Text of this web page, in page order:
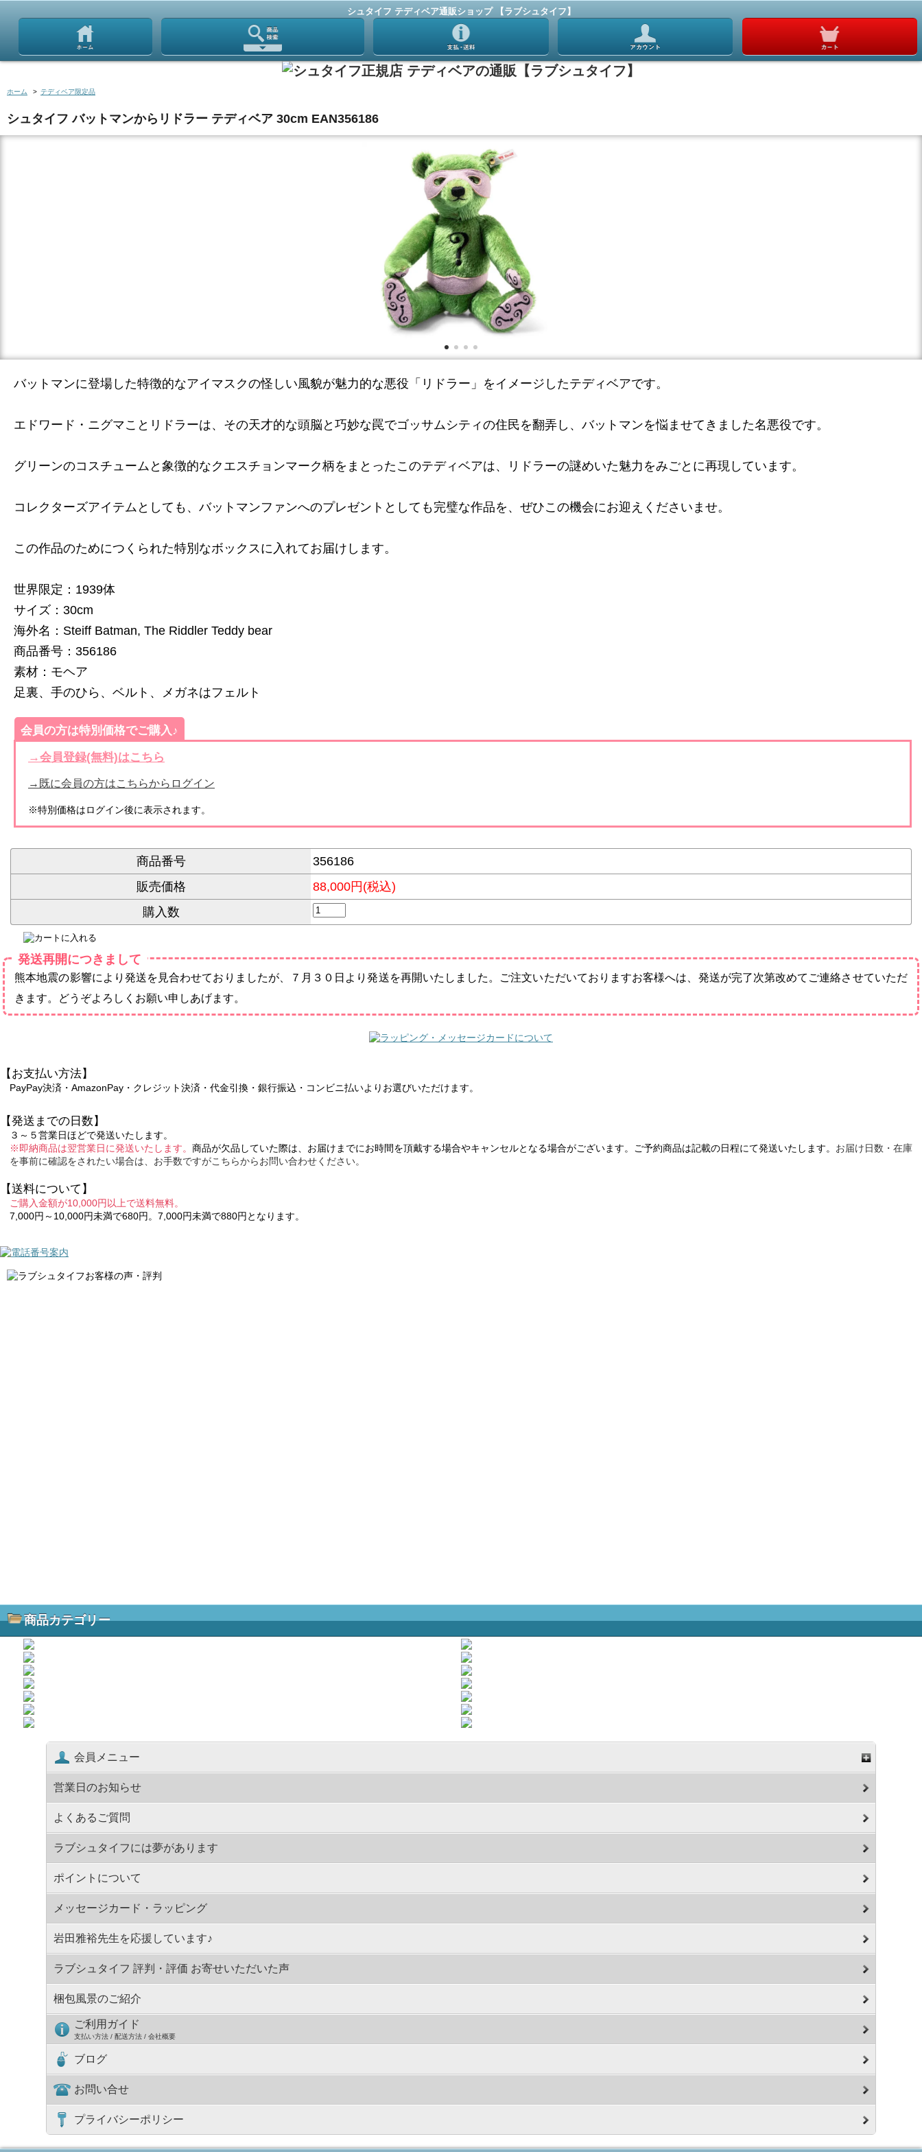
シュタイフ テディベア通販ショップ 【ラブシュタイフ】
ホーム > テディベア限定品
シュタイフ バットマンからリドラー テディベア 30cm EAN356186
バットマンに登場した特徴的なアイマスクの怪しい風貌が魅力的な悪役「リドラー」をイメージしたテディベアです。
エドワード・ニグマことリドラーは、その天才的な頭脳と巧妙な罠でゴッサムシティの住民を翻弄し、バットマンを悩ませてきました名悪役です。
グリーンのコスチュームと象徴的なクエスチョンマーク柄をまとったこのテディベアは、リドラーの謎めいた魅力をみごとに再現しています。
コレクターズアイテムとしても、バットマンファンへのプレゼントとしても完璧な作品を、ぜひこの機会にお迎えくださいませ。
この作品のためにつくられた特別なボックスに入れてお届けします。
世界限定：1939体
サイズ：30cm
海外名：Steiff Batman, The Riddler Teddy bear
商品番号：356186
素材：モヘア
足裏、手のひら、ベルト、メガネはフェルト
会員の方は特別価格でご購入♪
→会員登録(無料)はこちら
→既に会員の方はこちらからログイン
※特別価格はログイン後に表示されます。
商品番号
356186
販売価格
88,000円(税込)
購入数
発送再開につきまして
熊本地震の影響により発送を見合わせておりましたが、７月３０日より発送を再開いたしました。ご注文いただいておりますお客様へは、発送が完了次第改めてご連絡させていただ
きます。どうぞよろしくお願い申しあげます。
【お支払い方法】
PayPay決済・AmazonPay・クレジット決済・代金引換・銀行振込・コンビニ払いよりお選びいただけます。
【発送までの日数】
３～５営業日ほどで発送いたします。
※即納商品は翌営業日に発送いたします。 商品が欠品していた際は、お届けまでにお時間を頂戴する場合やキャンセルとなる場合がございます。ご予約商品は記載の日程にて発送いたします。 お届け日数・在庫
を事前に確認をされたい場合は、お手数ですがこちらからお問い合わせください。
【送料について】
ご購入金額が10,000円以上で送料無料。
7,000円～10,000円未満で680円。7,000円未満で880円となります。
商品カテゴリー
会員メニュー
営業日のお知らせ
よくあるご質問
ラブシュタイフには夢があります
ポイントについて
メッセージカード・ラッピング
岩田雅裕先生を応援しています♪
ラブシュタイフ 評判・評価 お寄せいただいた声
梱包風景のご紹介
ご利用ガイド
支払い方法 / 配送方法 / 会社概要
ブログ
お問い合せ
プライバシーポリシー